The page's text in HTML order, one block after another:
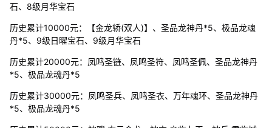
石、8级月华宝石
历史累计10000元：【金龙轿(双人)】、圣品龙神丹*5、极品龙魂
丹*5、9级日曜宝石、9级月华宝石
历史累计20000元：凤鸣圣链、凤鸣圣符、凤鸣圣佩、圣品龙神丹
*5、极品龙魂丹*5
历史累计30000元：凤鸣圣兵、凤鸣圣衣、万年魂环、圣品龙神丹
*5、极品龙魂丹*5